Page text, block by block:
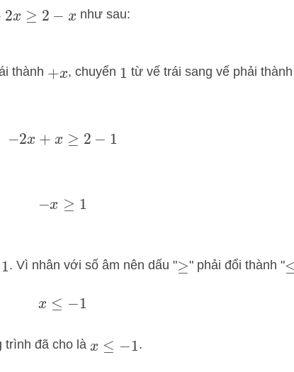
x≥ 2− x như sau:
thành +x , chuyển 1 từ vế trái sang vế phải thành
−2x+x ≥2 − 1
−x ≥1
. Vì nhân với số âm nên dấu "≥ " phải đổi thành "≤
x≤ −1
trình đã cho là x≤− 1 .